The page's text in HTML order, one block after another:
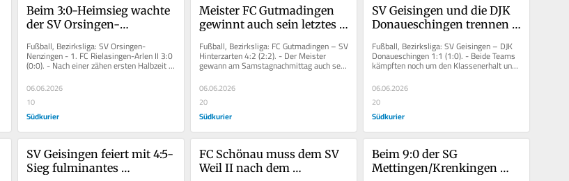
Beim 3:0-Heimsieg wachte
der SV Orsingen-
Seitenwechsel auf
Fußball, Bezirksliga: SV Orsingen-
Nenzingen - 1. FC Rielasingen-Arlen II 3:0
(0:0). - Nach einer zähen ersten Halbzeit
hat der SV Orsingen-Nenzingen...
06.06.2026
10
Südkurier
Meister FC Gutmadingen
gewinnt auch sein letztes
Fußball, Bezirksliga: FC Gutmadingen – SV
Hinterzarten 4:2 (2:2). - Der Meister
gewann am Samstagnachmittag auch sein
letztes Saisonheimspiel gegen...
06.06.2026
20
Südkurier
SV Geisingen und die DJK
Donaueschingen trennen
Fußball, Bezirksliga: SV Geisingen – DJK
Donaueschingen 1:1 (1:0). - Beide Teams
kämpften noch um den Klassenerhalt und
vermochten mit dem...
06.06.2026
20
Südkurier
SV Geisingen feiert mit 4:5-
Sieg fulminantes
FC Schönau muss dem SV
Weil II nach dem
Beim 9:0 der SG
Mettingen/Krenkingen